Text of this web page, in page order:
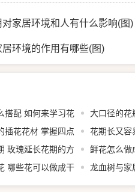
对家居环境和人有什么影响(图)
环境的作用有哪些(图)
搭配 如何来学习花
大口径的花
插花技巧(图)
插花花材 掌握四点
尴尬
花期长又容
玫瑰延长花期的方
鲜花怎么做
(图)
哪些花可以做成干
龙血树与家